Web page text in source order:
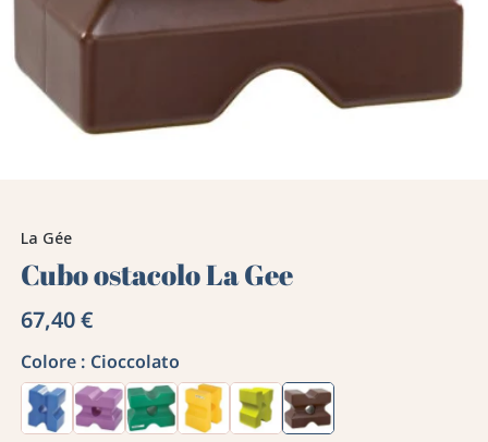
La Gée
Cubo ostacolo La Gee
67,40 €
Colore : Cioccolato